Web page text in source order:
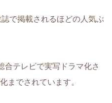
で掲載されるほどの人気ぶ
合テレビで実写ドラマ化さ
までされています。